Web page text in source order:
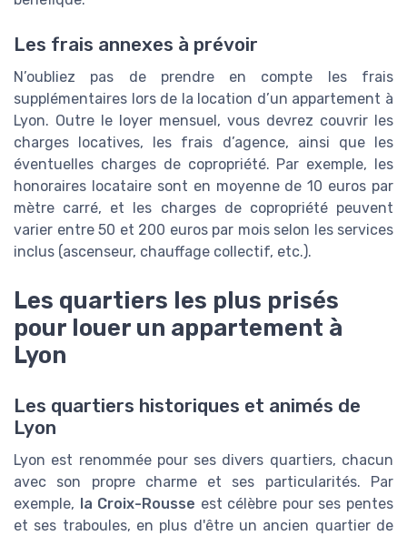
Les frais annexes à prévoir
N’oubliez pas de prendre en compte les frais
supplémentaires lors de la location d’un appartement à
Lyon. Outre le loyer mensuel, vous devrez couvrir les
charges locatives, les frais d’agence, ainsi que les
éventuelles charges de copropriété. Par exemple, les
honoraires locataire sont en moyenne de 10 euros par
mètre carré, et les charges de copropriété peuvent
varier entre 50 et 200 euros par mois selon les services
inclus (ascenseur, chauffage collectif, etc.).
Les quartiers les plus prisés
pour louer un appartement à
Lyon
Les quartiers historiques et animés de
Lyon
Lyon est renommée pour ses divers quartiers, chacun
avec son propre charme et ses particularités. Par
exemple, la Croix-Rousse est célèbre pour ses pentes
et ses traboules, en plus d'être un ancien quartier de